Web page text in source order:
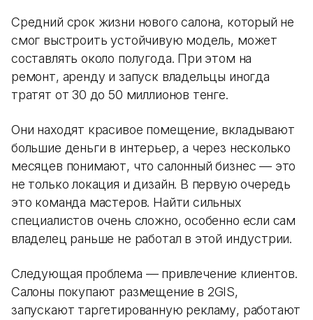
Средний срок жизни нового салона, который не
смог выстроить устойчивую модель, может
составлять около полугода. При этом на
ремонт, аренду и запуск владельцы иногда
тратят от 30 до 50 миллионов тенге.
Они находят красивое помещение, вкладывают
большие деньги в интерьер, а через несколько
месяцев понимают, что салонный бизнес — это
не только локация и дизайн. В первую очередь
это команда мастеров. Найти сильных
специалистов очень сложно, особенно если сам
владелец раньше не работал в этой индустрии.
Следующая проблема — привлечение клиентов.
Салоны покупают размещение в 2GIS,
запускают таргетированную рекламу, работают